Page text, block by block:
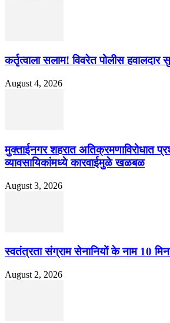
कर्तृत्वाला सलाम! विवरेत पोलीस हवालदार
August 4, 2026
मुक्ताईनगर शहरात अतिक्रमणाविरोधात
व्यावसायिकांमध्ये कारवाईमुळे खळबळ
August 3, 2026
स्वतंत्रता संग्राम सेनानियों के नाम 10
August 2, 2026